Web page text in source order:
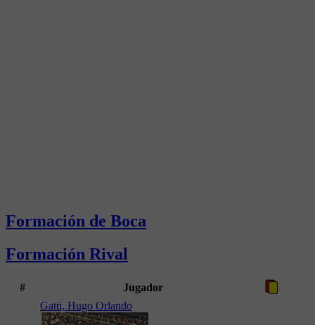
Formación de Boca
Formación Rival
#
Jugador
Gatti, Hugo Orlando